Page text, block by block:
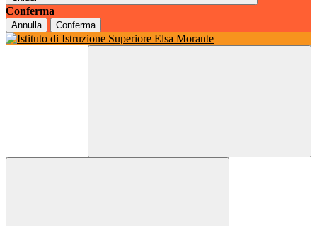
Conferma
Annulla Conferma